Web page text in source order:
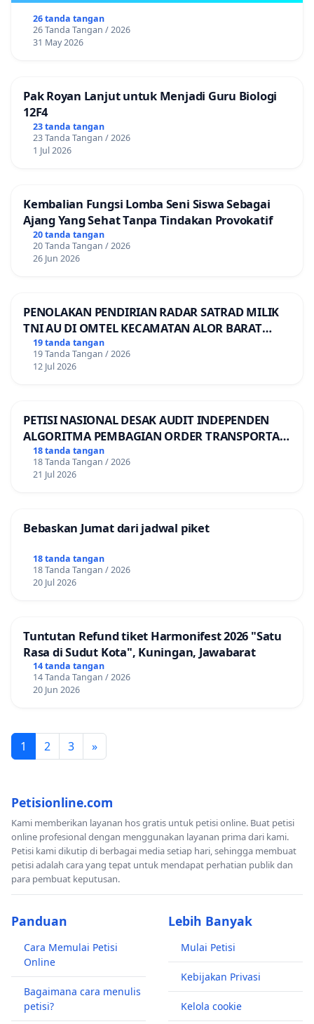
26 tanda tangan
26 Tanda Tangan / 2026
31 May 2026
Pak Royan Lanjut untuk Menjadi Guru Biologi
12F4
23 tanda tangan
23 Tanda Tangan / 2026
1 Jul 2026
Kembalian Fungsi Lomba Seni Siswa Sebagai
Ajang Yang Sehat Tanpa Tindakan Provokatif
20 tanda tangan
20 Tanda Tangan / 2026
26 Jun 2026
PENOLAKAN PENDIRIAN RADAR SATRAD MILIK
TNI AU DI OMTEL KECAMATAN ALOR BARAT
LAUT, KABUPATEN ALOR
19 tanda tangan
19 Tanda Tangan / 2026
12 Jul 2026
PETISI NASIONAL DESAK AUDIT INDEPENDEN
ALGORITMA PEMBAGIAN ORDER TRANSPORTASI
ONLINE
18 tanda tangan
18 Tanda Tangan / 2026
21 Jul 2026
Bebaskan Jumat dari jadwal piket
18 tanda tangan
18 Tanda Tangan / 2026
20 Jul 2026
Tuntutan Refund tiket Harmonifest 2026 "Satu
Rasa di Sudut Kota", Kuningan, Jawabarat
14 tanda tangan
14 Tanda Tangan / 2026
20 Jun 2026
1 2 3 »
Petisionline.com
Kami memberikan layanan hos gratis untuk petisi online. Buat petisi
online profesional dengan menggunakan layanan prima dari kami.
Petisi kami dikutip di berbagai media setiap hari, sehingga membuat
petisi adalah cara yang tepat untuk mendapat perhatian publik dan
para pembuat keputusan.
Panduan
Cara Memulai Petisi
Online
Bagaimana cara menulis
petisi?
Lebih Banyak
Mulai Petisi
Kebijakan Privasi
Kelola cookie